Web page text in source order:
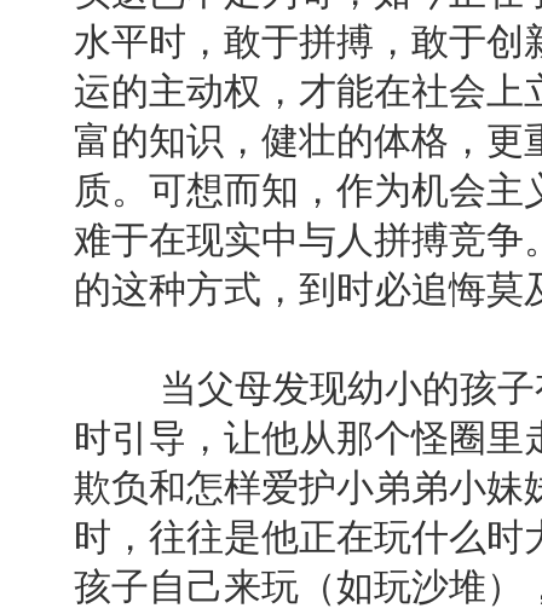
水平时，敢于拼搏，敢于
运的主动权，才能在社会
富的知识，健壮的体格，
质。可想而知，作为机会
难于在现实中与人拼搏竞
的这种方式，到时必追悔莫
当父母发现幼小的孩子
时引导，让他从那个怪圈
欺负和怎样爱护小弟弟小
时，往往是他正在玩什么
孩子自己来玩（如玩沙堆